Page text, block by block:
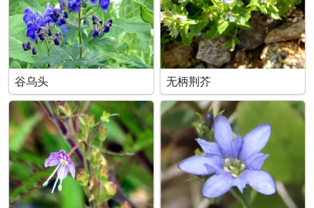
谷乌头 无柄荆芥